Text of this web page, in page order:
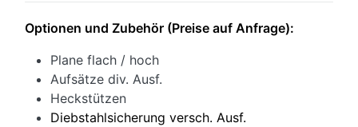
Optionen und Zubehör (Preise auf Anfrage):
Plane flach / hoch
Aufsätze div. Ausf.
Heckstützen
Diebstahlsicherung versch. Ausf.